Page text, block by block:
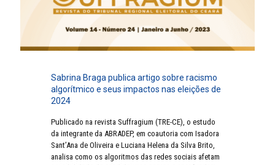
Sabrina Braga publica artigo sobre racismo
algorítmico e seus impactos nas eleições de
2024
Publicado na revista Suffragium (TRE-CE), o estudo
da integrante da ABRADEP, em coautoria com Isadora
Sant’Ana de Oliveira e Luciana Helena da Silva Brito,
analisa como os algoritmos das redes sociais afetam